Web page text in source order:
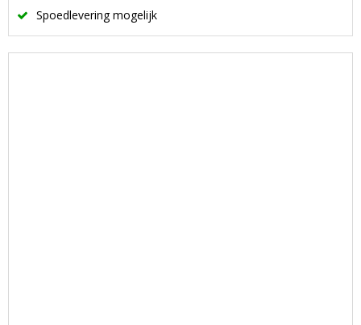
Spoedlevering mogelijk